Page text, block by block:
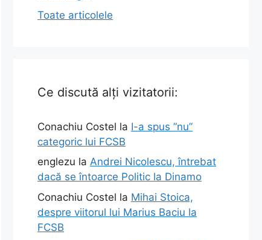
Toate articolele
Ce discută alți vizitatorii:
Conachiu Costel la I-a spus ”nu”
categoric lui FCSB
englezu la Andrei Nicolescu, întrebat
dacă se întoarce Politic la Dinamo
Conachiu Costel la Mihai Stoica,
despre viitorul lui Marius Baciu la
FCSB